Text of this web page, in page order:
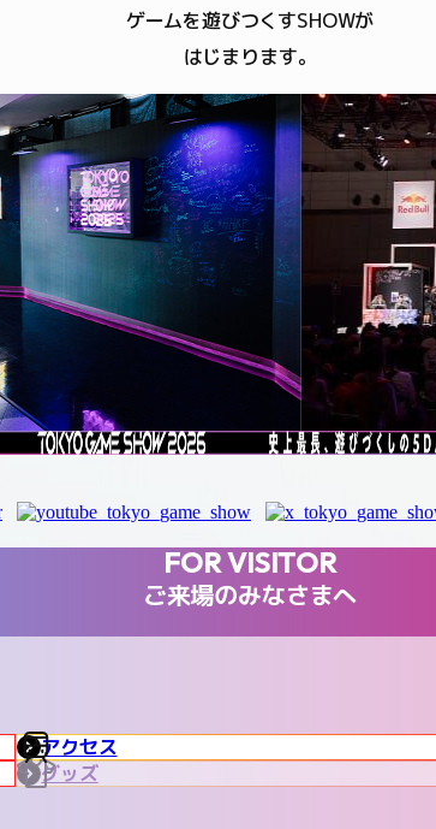
ゲームを遊びつくすSHOWが
はじまります。
FOR VISITOR
ご来場のみなさまへ
アクセス
グッズ